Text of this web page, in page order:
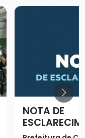
NOTA DE